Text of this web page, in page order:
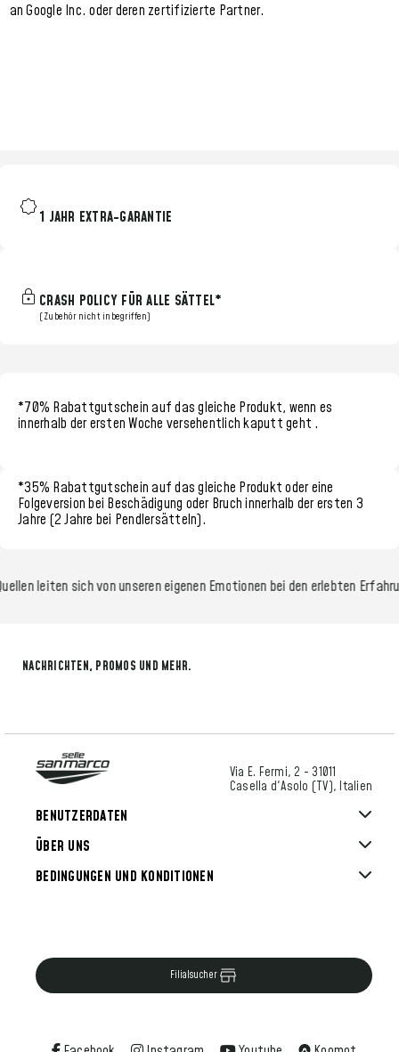
an Google Inc. oder deren zertifizierte Partner.
1 JAHR EXTRA-GARANTIE
CRASH POLICY FÜR ALLE SÄTTEL*
(Zubehör nicht inbegriffen)
*70% Rabattgutscheinauf das gleiche Produkt, wenn es
innerhalb derersten Woche versehentlich kaputt geht .
*35% Rabattgutscheinauf das gleiche Produkt oder eine
Folgeversion bei Beschädigung oder Bruch innerhalb derersten 3
Jahre (2 Jahre bei Pendlersätteln).
leiten sich von unseren eigenen Emotionen bei den erlebten
NACHRICHTEN, PROMOS UND MEHR.
ÜBER UNS
Filialsucher
BENUTZERDATEN
BEDINGUNGEN UND KONDITIONEN
Via E. Fermi, 2 - 31011
Casella d'Asolo (TV), Italien